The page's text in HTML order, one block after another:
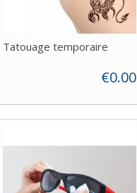
Tatouage temporaire
€0.00